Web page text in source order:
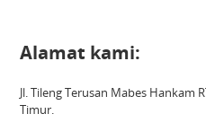
Alamat kami:
Jl. Tileng Terusan Mabes Hankam
Timur.